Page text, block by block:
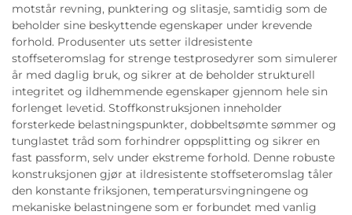
motstår revning, punktering og slitasje, samtidig som de
beholder sine beskyttende egenskaper under krevende
forhold. Produsenter uts setter ildresistente
stoffseteromslag for strenge testprosedyrer som simulerer
år med daglig bruk, og sikrer at de beholder strukturell
integritet og ildhemmende egenskaper gjennom hele sin
forlenget levetid. Stoffkonstruksjonen inneholder
forsterkede belastningspunkter, dobbeltsømte sømmer og
tunglastet tråd som forhindrer oppsplitting og sikrer en
fast passform, selv under ekstreme forhold. Denne robuste
konstruksjonen gjør at ildresistente stoffseteromslag tåler
den konstante friksjonen, temperatursvingningene og
mekaniske belastningene som er forbundet med vanlig